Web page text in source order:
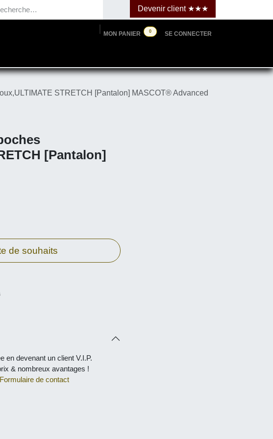
Devenir clie​​​​​​nt ★★★
0
MON PANIER SE CONNECTER
STRETCH [Pantalon] MASCOT® Advanced
poches
Advanced
de souhaits
en devenant un client V.I.P.
& nombreux avantages !
de contact